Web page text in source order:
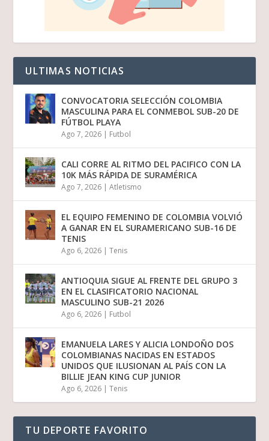
ULTIMAS NOTICIAS
CONVOCATORIA SELECCIÓN COLOMBIA
MASCULINA PARA EL CONMEBOL SUB-20 DE
FÚTBOL PLAYA
Ago 7, 2026 | Futbol
CALI CORRE AL RITMO DEL PACIFICO CON LA
10K MÁS RÁPIDA DE SURAMÉRICA
Ago 7, 2026 |Atletismo
EL EQUIPO FEMENINO DE COLOMBIA VOLVIÓ
A GANAR EN EL SURAMERICANO SUB-16 DE
TENIS
Ago 6, 2026 |Tenis
ANTIOQUIA SIGUE AL FRENTE DEL GRUPO 3
EN EL CLASIFICATORIO NACIONAL
MASCULINO SUB-21 2026
Ago 6, 2026 | Futbol
EMANUELA LARES Y ALICIA LONDOÑO DOS
COLOMBIANAS NACIDAS EN ESTADOS
UNIDOS QUE ILUSIONAN AL PAÍS CON LA
BILLIE JEAN KING CUP JUNIOR
Ago 6, 2026 |Tenis
TU DEPORTE FAVORITO